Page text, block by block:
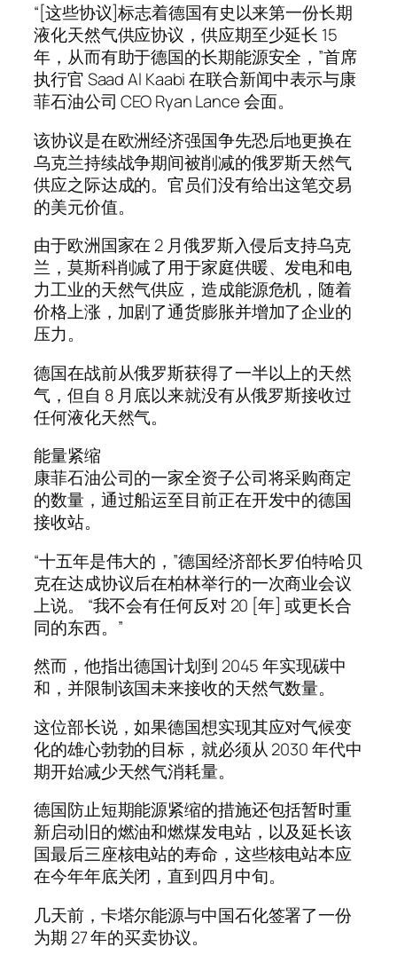
“[这些协议]标志着德国有史以来第一份长期
液化天然气供应协议，供应期至少延长 15
年，从而有助于德国的长期能源安全，”首席
执行官 Saad Al Kaabi 在联合新闻中表示与康
菲石油公司 CEO Ryan Lance 会面。
该协议是在欧洲经济强国争先恐后地更换在
乌克兰持续战争期间被削减的俄罗斯天然气
供应之际达成的。官员们没有给出这笔交易
的美元价值。
由于欧洲国家在 2 月俄罗斯入侵后支持乌克
兰，莫斯科削减了用于家庭供暖、发电和电
力工业的天然气供应，造成能源危机，随着
价格上涨，加剧了通货膨胀并增加了企业的
压力。
德国在战前从俄罗斯获得了一半以上的天然
气，但自 8 月底以来就没有从俄罗斯接收过
任何液化天然气。
能量紧缩
康菲石油公司的一家全资子公司将采购商定
的数量，通过船运至目前正在开发中的德国
接收站。
“十五年是伟大的，”德国经济部长罗伯特哈贝
克在达成协议后在柏林举行的一次商业会议
上说。 “我不会有任何反对 20 [年] 或更长合
同的东西。”
然而，他指出德国计划到 2045 年实现碳中
和，并限制该国未来接收的天然气数量。
这位部长说，如果德国想实现其应对气候变
化的雄心勃勃的目标，就必须从 2030 年代中
期开始减少天然气消耗量。
德国防止短期能源紧缩的措施还包括暂时重
新启动旧的燃油和燃煤发电站，以及延长该
国最后三座核电站的寿命，这些核电站本应
在今年年底关闭，直到四月中旬。
几天前，卡塔尔能源与中国石化签署了一份
为期 27 年的买卖协议。